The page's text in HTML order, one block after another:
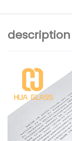
description